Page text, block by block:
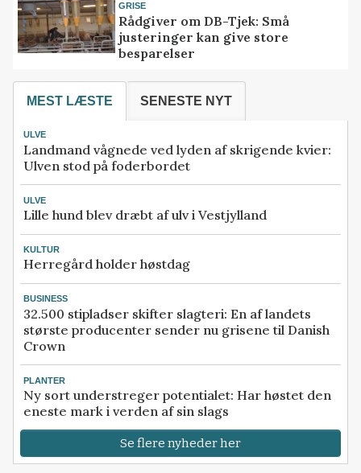
GRISE
Rådgiver om DB-Tjek: Små
justeringer kan give store
besparelser
MEST LÆSTE SENESTE NYT
ULVE
Landmand vågnede ved lyden af skrigende kvier:
Ulven stod på foderbordet
ULVE
Lille hund blev dræbt af ulv i Vestjylland
KULTUR
Herregård holder høstdag
BUSINESS
32.500 stipladser skifter slagteri: En af landets
største producenter sender nu grisene til Danish
Crown
PLANTER
Ny sort understreger potentialet: Har høstet den
eneste mark i verden af sin slags
Se flere nyheder her